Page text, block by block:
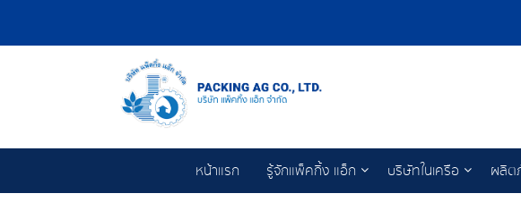
หน้าแรก รู้จักแพ็คกิ้ง แอ็ก บริษัทในเครือ ผลิ